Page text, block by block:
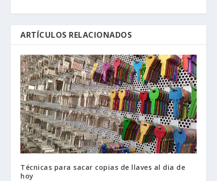
ARTÍCULOS RELACIONADOS
Técnicas para sacar copias de llaves al dia de
hoy